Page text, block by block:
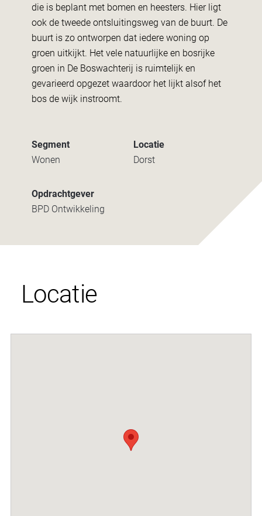
Segment
Wonen
Locatie
Dorst
Opdrachtgever
BPD Ontwikkeling
die is beplant met bomen en heesters. Hier ligt
ook de tweede ontsluitingsweg van de buurt. De
buurt is zo ontworpen dat iedere woning op
groen uitkijkt. Het vele natuurlijke en bosrijke
groen in De Boswachterij is ruimtelijk en
gevarieerd opgezet waardoor het lijkt alsof het
bos de wijk instroomt.
Locatie